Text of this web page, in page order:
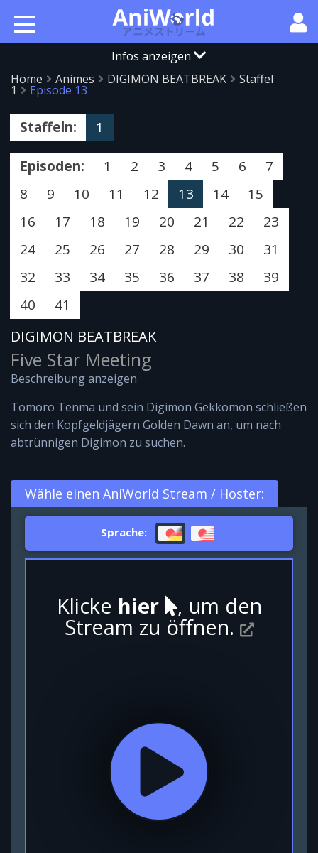
Infos anzeigen
Home
Animes DIGIMON BEATBREAK Staffel
1 Episode 13
Staffeln: 1
Episoden: 1 2 3 4 5 6
7
8
9 10 11 12 13 14
15
16
17 18 19 20 21 22
23
24
25 26 27 28 29 30
31
32
33 34 35 36 37 38
39
40
41
DIGIMON BEATBREAK
Five Star Meeting
Beschreibung anzeigen
Tomoro Tenma und sein Digimon Gekkomon schließen
sich den Kopfgeldjägern Golden Dawn an, um nach
abtrünnigen Digimon zu suchen.
Wähle einen AniWorld Stream / Hoster:
Sprache:
Klicke hier , um den
Stream zu öffnen.